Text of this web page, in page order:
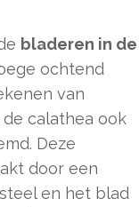
bladeren in de
ochtend
van
calathea ook
Deze
door een
en het blad